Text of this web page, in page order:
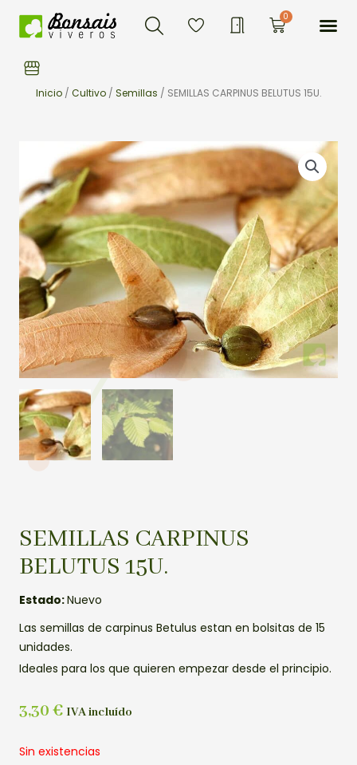
Buscar 0Carrito
Inicio / Cultivo / Semillas / SEMILLAS CARPINUS BELUTUS 15U.
SEMILLAS CARPINUS
BELUTUS 15U.
Estado:Nuevo
Las semillas de carpinus Betulus estan en bolsitas de 15
unidades.
Ideales para los que quieren empezar desde el principio.
3,30 € IVA incluído
Sin existencias